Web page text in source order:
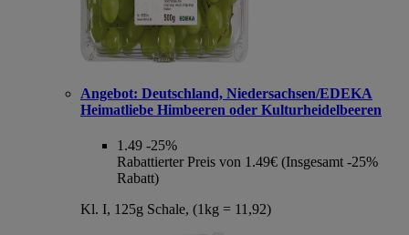
Angebot: Deutschland, Niedersachsen/EDEKA
Heimatliebe Himbeeren oder Kulturheidelbeeren
1.49 -25%
Rabattierter Preis von 1.49€ (Insgesamt -25%
Rabatt)
Kl. I, 125g Schale, (1kg = 11,92)